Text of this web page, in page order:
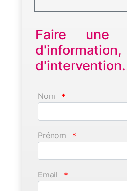
Faire une
Nom *
Prénom *
Email *